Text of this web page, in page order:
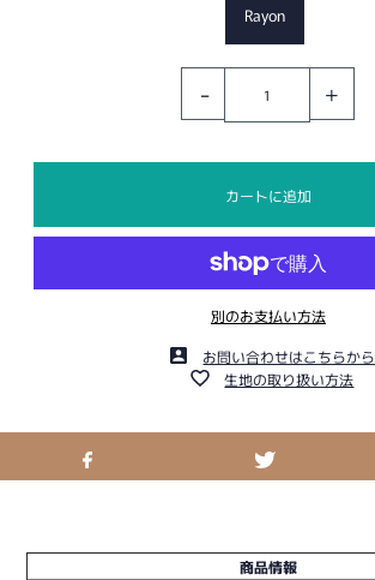
Rayon
- +
別のお支払い方法
お問い合わせはこちらから
生地の取り扱い方法
商品情報